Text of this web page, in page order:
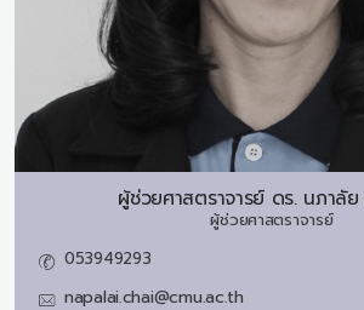
ผู้ช่วยศาสตราจารย์ ดร. นภาลัย
ผู้ช่วยศาสตราจารย์
053949293
napalai.chai@cmu.ac.th